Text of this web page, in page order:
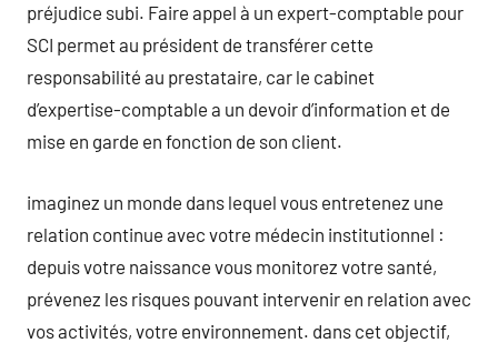
préjudice subi. Faire appel à un expert-comptable pour
SCI permet au président de transférer cette
responsabilité au prestataire, car le cabinet
d’expertise-comptable a un devoir d’information et de
mise en garde en fonction de son client.
imaginez un monde dans lequel vous entretenez une
relation continue avec votre médecin institutionnel :
depuis votre naissance vous monitorez votre santé,
prévenez les risques pouvant intervenir en relation avec
vos activités, votre environnement. dans cet objectif,